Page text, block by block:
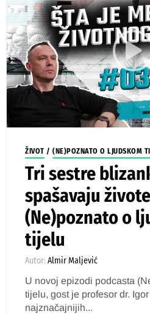
ŽIVOT / (NE)POZNATO O LJUDSKOM
Tri sestre
spašavaju
(Ne)poznato o
tijelu
Autor: Almir Maljević
U novoj epizodi podcasta
tijelu, gost je profesor dr.
najznačajnijih...